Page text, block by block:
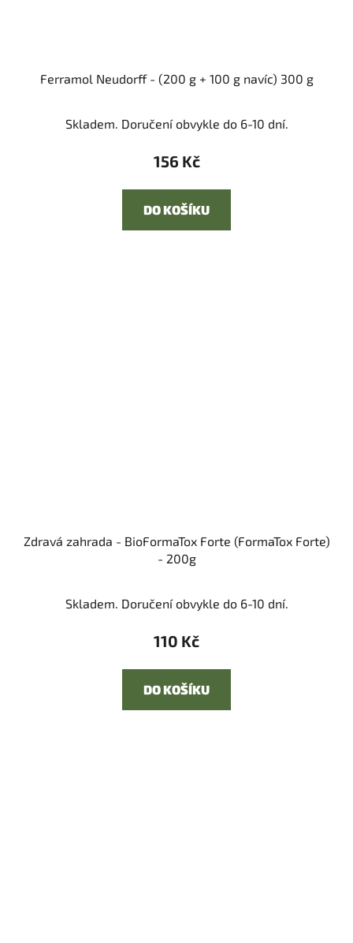
Ferramol Neudorff - (200 g + 100 g navíc) 300 g
Skladem. Doručení obvykle do 6-10 dní.
156 Kč
DO KOŠÍKU
Zdravá zahrada - BioFormaTox Forte (FormaTox Forte)
- 200g
Skladem. Doručení obvykle do 6-10 dní.
110 Kč
DO KOŠÍKU